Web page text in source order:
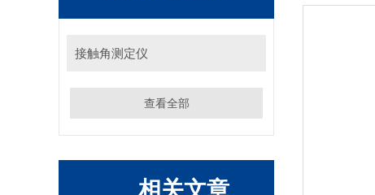
接触角测定仪
查看全部
相关文章